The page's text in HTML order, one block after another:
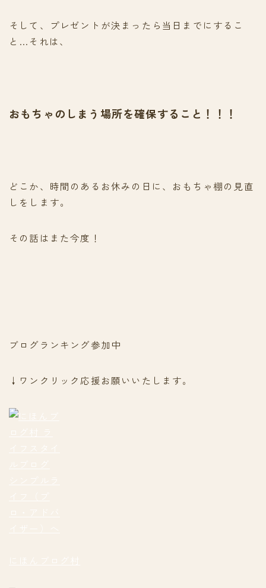
そして、プレゼントが決まったら当日までにするこ
と…それは、
おもちゃのしまう場所を確保すること！！！
どこか、時間のあるお休みの日に、おもちゃ棚の見直
しをします。
その話はまた今度！
ブログランキング参加中
↓ワンクリック応援お願いいたします。